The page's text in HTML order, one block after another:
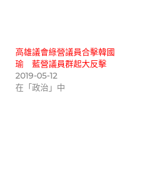
高雄議會綠營議員合擊韓國
瑜 藍營議員群起大反擊
2019-05-12
在「政治」中